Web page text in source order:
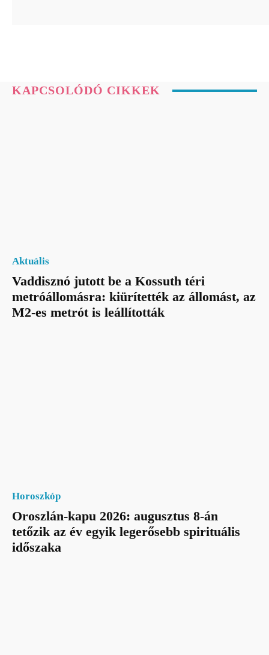
KAPCSOLÓDÓ CIKKEK
Aktuális
Vaddisznó jutott be a Kossuth téri
metróállomásra: kiürítették az állomást, az
M2-es metrót is leállították
Horoszkóp
Oroszlán-kapu 2026: augusztus 8-án
tetőzik az év egyik legerősebb spirituális
időszaka